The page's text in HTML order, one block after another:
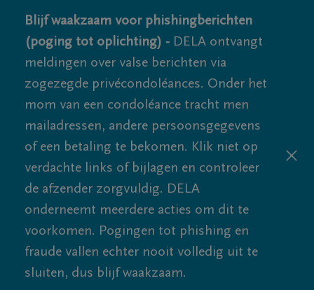
Blijf waakzaam voor phishingberichten
(poging tot oplichting) - DELA ontvangt
meldingen over valse berichten via
zogezegde privécondoléances. Onder het
mom van een condoléance tracht men
mailadressen, andere persoonsgegevens
of een betaling te bekomen. Klik niet op
verdachte links of bijlagen en controleer
de afzender zorgvuldig. DELA
onderneemt meerdere acties om dit te
voorkomen. Pogingen tot phishing en
fraude vallen echter nooit volledig uit te
sluiten, dus blijf waakzaam.